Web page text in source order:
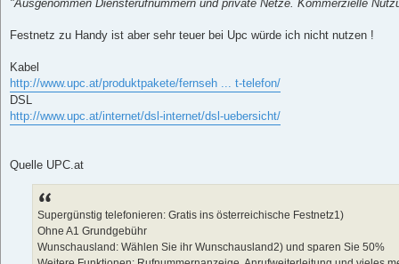
"Ausgenommen Diensterufnummern und private Netze. Kommerzielle
Festnetz zu Handy ist aber sehr teuer bei Upc würde ich nicht nutzen !
Kabel
http://www.upc.at/produktpakete/fernseh ... t-telefon/
DSL
http://www.upc.at/internet/dsl-internet/dsl-uebersicht/
Quelle UPC.at
Supergünstig telefonieren: Gratis ins österreichische Festnetz1)
Ohne A1 Grundgebühr
Wunschausland: Wählen Sie ihr Wunschausland2) und sparen Sie 50%